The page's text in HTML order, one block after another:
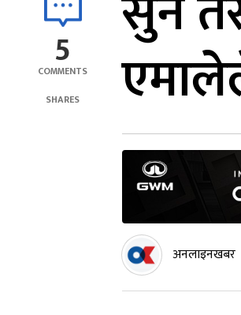
5
COMMENTS
SHARES
अनलाइनखबर